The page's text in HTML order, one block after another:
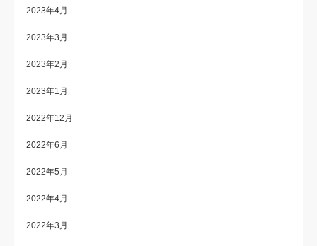
2023年4月
2023年3月
2023年2月
2023年1月
2022年12月
2022年6月
2022年5月
2022年4月
2022年3月